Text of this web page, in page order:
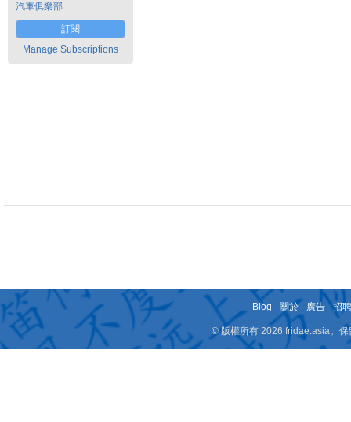
汽車俱樂部
訂閱
Manage Subscriptions
Blog - 關於 - 廣告 -招
© 版權所有 2026 fridae.asia。